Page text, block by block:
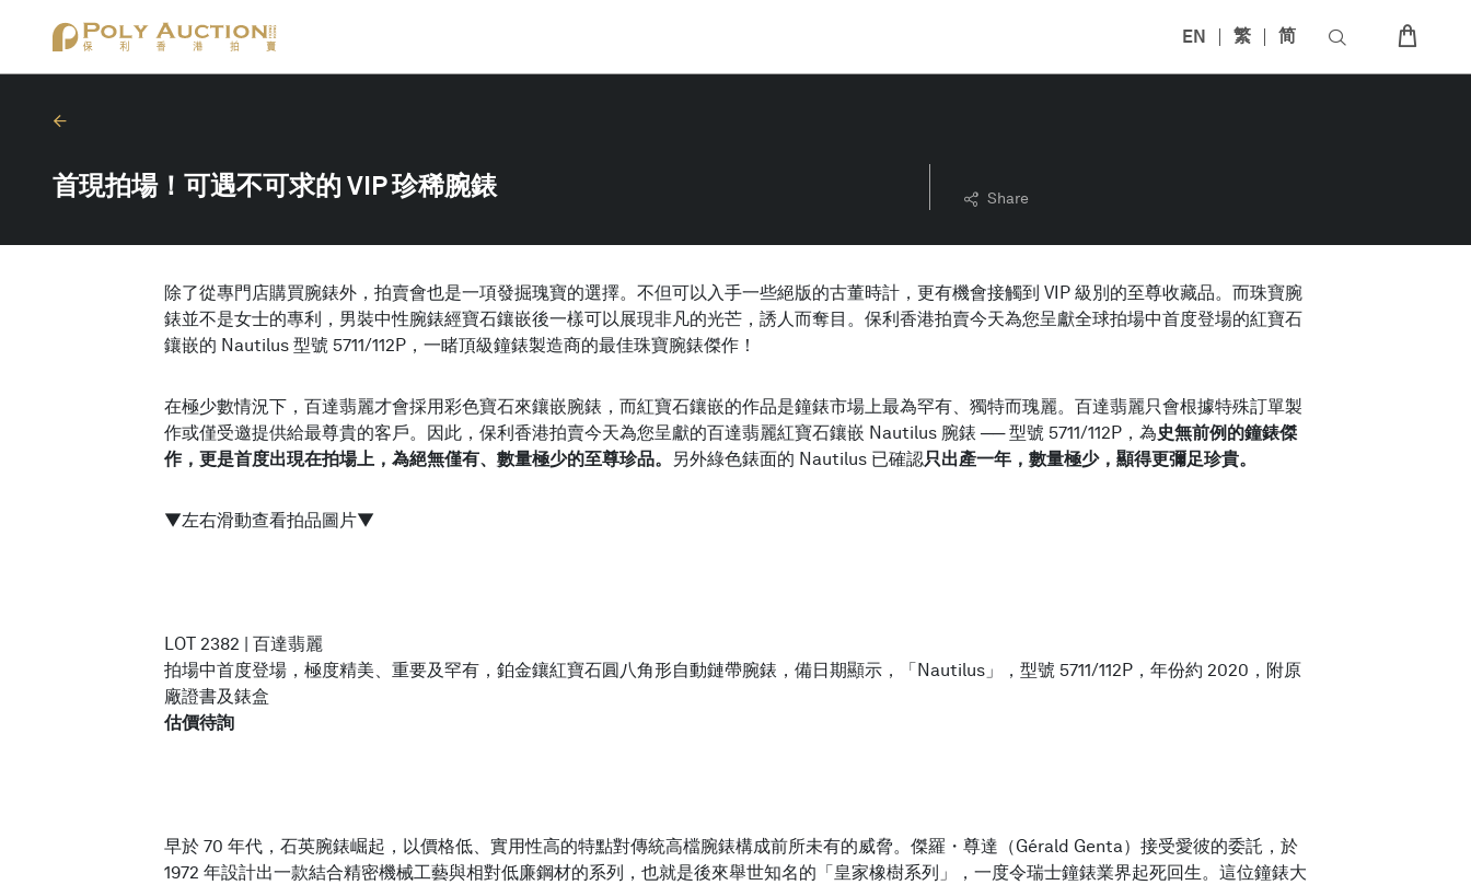
EN 繁 简
首現拍場！可遇不可求的 VIP 珍稀腕錶 Share
除了從專門店購買腕錶外，拍賣會也是一項發掘瑰寶的選擇。不但可以入手一些絕版的古董時計，更有機會接觸到 VIP 級別的至尊收藏品。而珠寶腕
錶並不是女士的專利，男裝中性腕錶經寶石鑲嵌後一樣可以展現非凡的光芒，誘人而奪目。保利香港拍賣今天為您呈獻全球拍場中首度登場的紅寶石
鑲嵌的 Nautilus 型號 5711/112P，一睹頂級鐘錶製造商的最佳珠寶腕錶傑作！
在極少數情況下，百達翡麗才會採用彩色寶石來鑲嵌腕錶，而紅寶石鑲嵌的作品是鐘錶市場上最為罕有、獨特而瑰麗。百達翡麗只會根據特殊訂單製
作或僅受邀提供給最尊貴的客戶。因此，保利香港拍賣今天為您呈獻的百達翡麗紅寶石鑲嵌 Nautilus 腕錶 ── 型號 5711/112P，為史無前例的鐘錶傑
作，更是首度出現在拍場上，為絕無僅有、數量極少的至尊珍品。
另外綠色錶面的 Nautilus 已確認只出產一年，數量極少，顯得更彌足珍貴。
▼左右滑動查看拍品圖片▼
LOT 2382 | 百達翡麗
拍場中首度登場，極度精美、重要及罕有，鉑金鑲紅寶石圓八角形自動鏈帶腕錶，備日期顯示，「Nautilus」，型號 5711/112P，年份約 2020，附原
廠證書及錶盒
估價待詢
早於 70 年代，石英腕錶崛起，以價格低、實用性高的特點對傳統高檔腕錶構成前所未有的威脅。傑羅・尊達（Gérald Genta）接受愛彼的委託，於
1972 年設計出一款結合精密機械工藝與相對低廉鋼材的系列，也就是後來舉世知名的「皇家橡樹系列」，一度令瑞士鐘錶業界起死回生。這位鐘錶大